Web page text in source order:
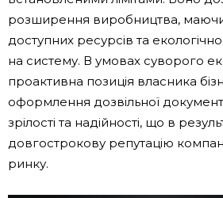
розширення виробництва, маючи
доступних ресурсів та
на систему. В умовах суворого
проактивна позиція власника
оформлення дозвільної
зрілості та надійності, що в
довгострокову репутацію
ринку.